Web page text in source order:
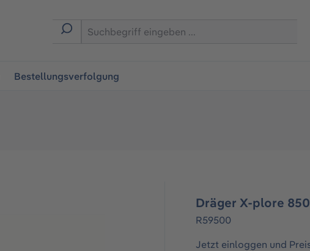
Bestellungsverfolgung
Dräger X-plore
R59500
Jetzt einloggen und